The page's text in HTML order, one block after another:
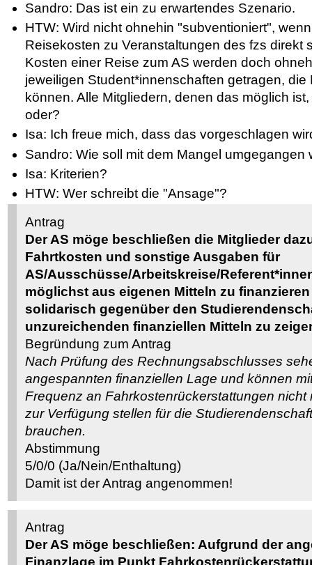
Sandro: Das ist ein zu erwartendes Szenario.
HTW: Wird nicht ohnehin "subventioniert",
Reisekosten zu Veranstaltungen des fzs direkt
Kosten einer Reise zum AS werden doch
jeweiligen Student*innenschaften getragen,
können. Alle Mitgliedern, denen das möglich
oder?
Isa: Ich freue mich, dass das vorgeschlagen
Sandro: Wie soll mit dem Mangel umgegangen
Isa: Kriterien?
HTW: Wer schreibt die "Ansage"?
Antrag
Der AS möge beschließen die Mitglieder
Fahrtkosten und sonstige Ausgaben für
AS/Ausschüsse/Arbeitskreise/
möglichst aus eigenen Mitteln zu
solidarisch gegenüber den
unzureichenden finanziellen Mitteln zu
Begründung zum Antrag
Nach Prüfung des Rechnungsabschlusses
angespannten finanziellen Lage und können
Frequenz an Fahrkostenrückerstattungen
zur Verfügung stellen für die
brauchen.
Abstimmung
5/0/0 (Ja/Nein/Enthaltung)
Damit ist der Antrag angenommen!
Antrag
Der AS möge beschließen: Aufgrund der